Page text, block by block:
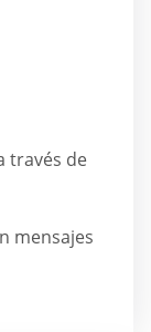
través de
mensajes